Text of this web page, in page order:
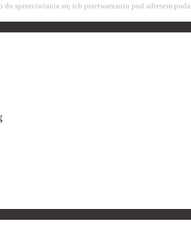
sprzeciwiania się ich przetwarzaniu pod adresem